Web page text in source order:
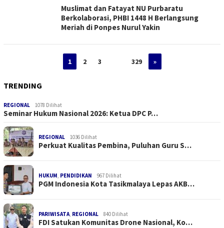
Muslimat dan Fatayat NU Purbaratu
Berkolaborasi, PHBI 1448 H Berlangsung
Meriah di Ponpes Nurul Yakin
1 2 3 329 »
TRENDING
REGIONAL 1078 Dilihat
Seminar Hukum Nasional 2026: Ketua DPC P…
REGIONAL 1036 Dilihat
Perkuat Kualitas Pembina, Puluhan Guru S…
HUKUM, PENDIDIKAN 967 Dilihat
PGM Indonesia Kota Tasikmalaya Lepas AKB…
PARIWISATA, REGIONAL 840 Dilihat
FDI Satukan Komunitas Drone Nasional, Ko…